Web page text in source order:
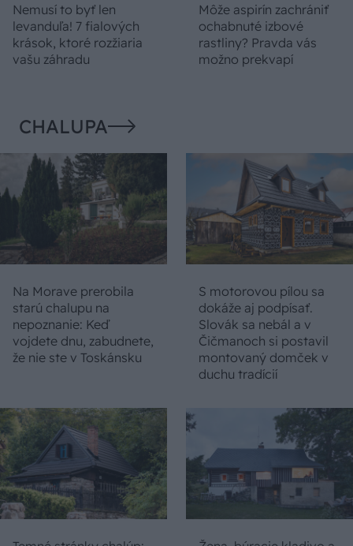
Nemusí to byť len
levanduľa! 7 fialových
krások, ktoré rozžiaria
vašu záhradu
Môže aspirín zachrániť
ochabnuté izbové
rastliny? Pravda vás
možno prekvapí
CHALUPA
Na Morave prerobila
starú chalupu na
nepoznanie: Keď
vojdete dnu, zabudnete,
že nie ste v Toskánsku
S motorovou pílou sa
dokáže aj podpísať.
Slovák sa nebál a v
Čičmanoch si postavil
montovaný domček v
duchu tradícií